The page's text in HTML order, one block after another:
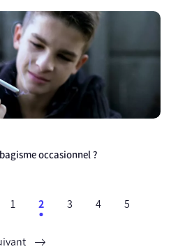
occasionnel ?
1 2 3 4 5